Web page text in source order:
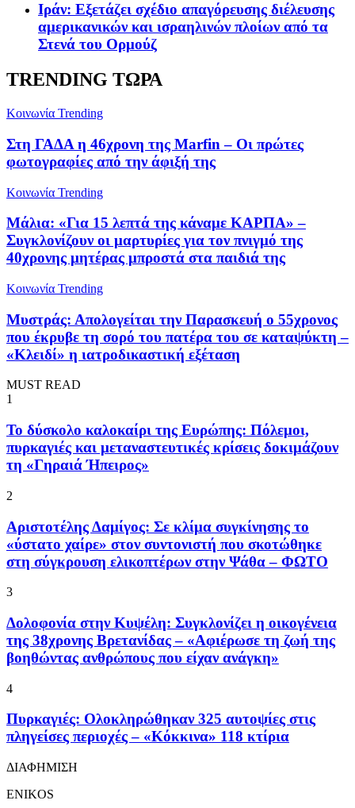
Ιράν: Εξετάζει σχέδιο απαγόρευσης διέλευσης
αμερικανικών και ισραηλινών πλοίων από τα
Στενά του Ορμούζ
TRENDING ΤΩΡΑ
Κοινωνία Trending
Στη ΓΑΔΑ η 46χρονη της Marfin – Οι πρώτες
φωτογραφίες από την άφιξή της
Κοινωνία Trending
Μάλια: «Για 15 λεπτά της κάναμε ΚΑΡΠΑ» –
Συγκλονίζουν οι μαρτυρίες για τον πνιγμό της
40χρονης μητέρας μπροστά στα παιδιά της
Κοινωνία Trending
Μυστράς: Απολογείται την Παρασκευή ο 55χρονος
που έκρυβε τη σορό του πατέρα του σε καταψύκτη –
«Κλειδί» η ιατροδικαστική εξέταση
MUST READ
1
To δύσκολο καλοκαίρι της Ευρώπης: Πόλεμοι,
πυρκαγιές και μεταναστευτικές κρίσεις δοκιμάζουν
τη «Γηραιά Ήπειρος»
2
Αριστοτέλης Δαμίγος: Σε κλίμα συγκίνησης το
«ύστατο χαίρε» στον συντονιστή που σκοτώθηκε
στη σύγκρουση ελικοπτέρων στην Ψάθα – ΦΩΤΟ
3
Δολοφονία στην Κυψέλη: Συγκλονίζει η οικογένεια
της 38χρονης Βρετανίδας – «Αφιέρωσε τη ζωή της
βοηθώντας ανθρώπους που είχαν ανάγκη»
4
Πυρκαγιές: Ολοκληρώθηκαν 325 αυτοψίες στις
πληγείσες περιοχές – «Κόκκινα» 118 κτίρια
ΔΙΑΦΗΜΙΣΗ
ENIKOS